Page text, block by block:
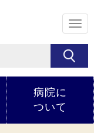
メ
ニ
ュ
病院に
ついて